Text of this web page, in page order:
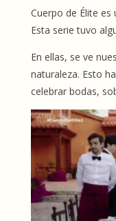
Cuerpo de Élite es
Esta serie tuvo
En ellas, se ve
naturaleza. Esto
celebrar bodas,